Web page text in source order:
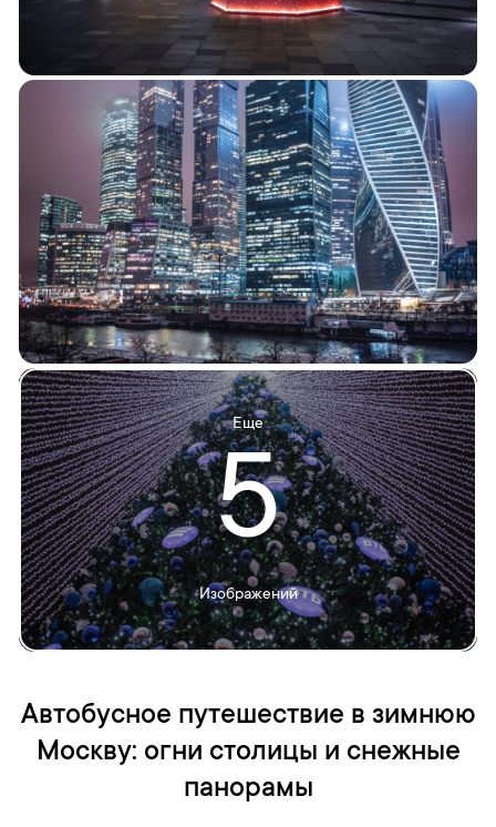
Еще
5
Изображений
Автобусное путешествие в зимнюю
Москву: огни столицы и снежные
панорамы